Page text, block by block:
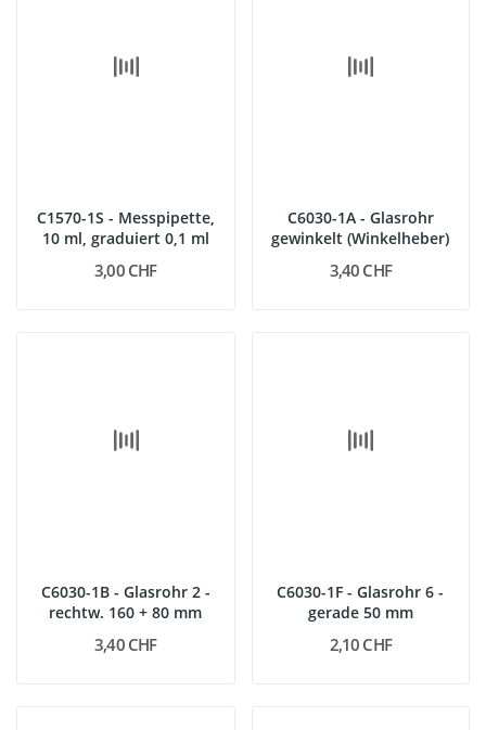
C1570-1S - Messpipette,
10 ml, graduiert 0,1 ml
3,00 CHF
C6030-1A - Glasrohr
gewinkelt (Winkelheber)
3,40 CHF
C6030-1B - Glasrohr 2 -
rechtw. 160 + 80 mm
3,40 CHF
C6030-1F - Glasrohr 6 -
gerade 50 mm
2,10 CHF